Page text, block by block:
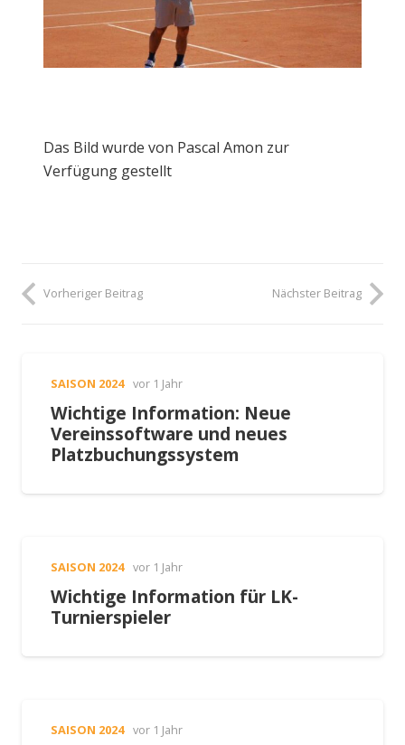
Das Bild wurde von Pascal Amon zur
Verfügung gestellt
Vorheriger Beitrag Nächster Beitrag
SAISON 2024 vor 1 Jahr
Wichtige Information: Neue
Vereinssoftware und neues
Platzbuchungssystem
SAISON 2024 vor 1 Jahr
Wichtige Information für LK-
Turnierspieler
SAISON 2024 vor 1 Jahr